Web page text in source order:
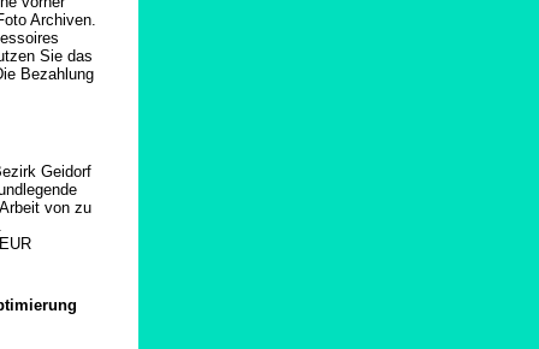
Archiven.
Sie das
Bezahlung
Geidorf
von zu